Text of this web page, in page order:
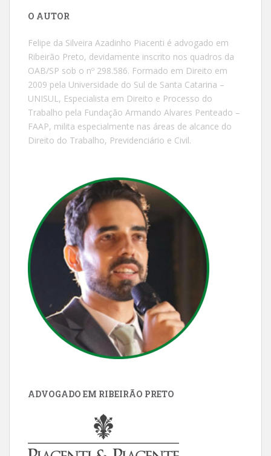
O AUTOR
Felipe da Silveira Azadinho Piacenti é advogado em
Ribeirão Preto, devidamente inscrito nos quadros da
OAB/SP sob o nº 298.586. Formado em Direito em
2009 pela Universidade do Sul de Santa Catarina –
UNISUL, Especialista em Direito e Processo do
Trabalho pela Fundação Armando Alvares Penteado –
FAAP, milita especialmente nas áreas de alcance do
Direito do Trabalho, Previdenciário e Civil.
ADVOGADO EM RIBEIRÃO PRETO